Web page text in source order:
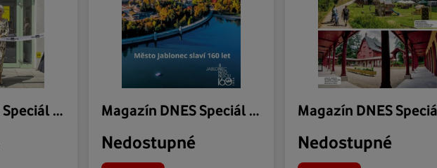
Magazín DNES Speciál Zlínský - 31.07.2026 Magazín DNES Speciál Severní Čechy - 31.07.2026
Nedostupné Nedostupné